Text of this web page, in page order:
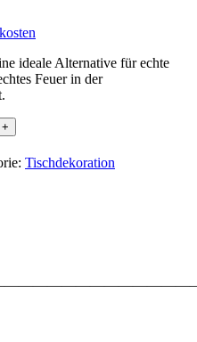
ideale Alternative für echte
Feuer in der
Tischdekoration